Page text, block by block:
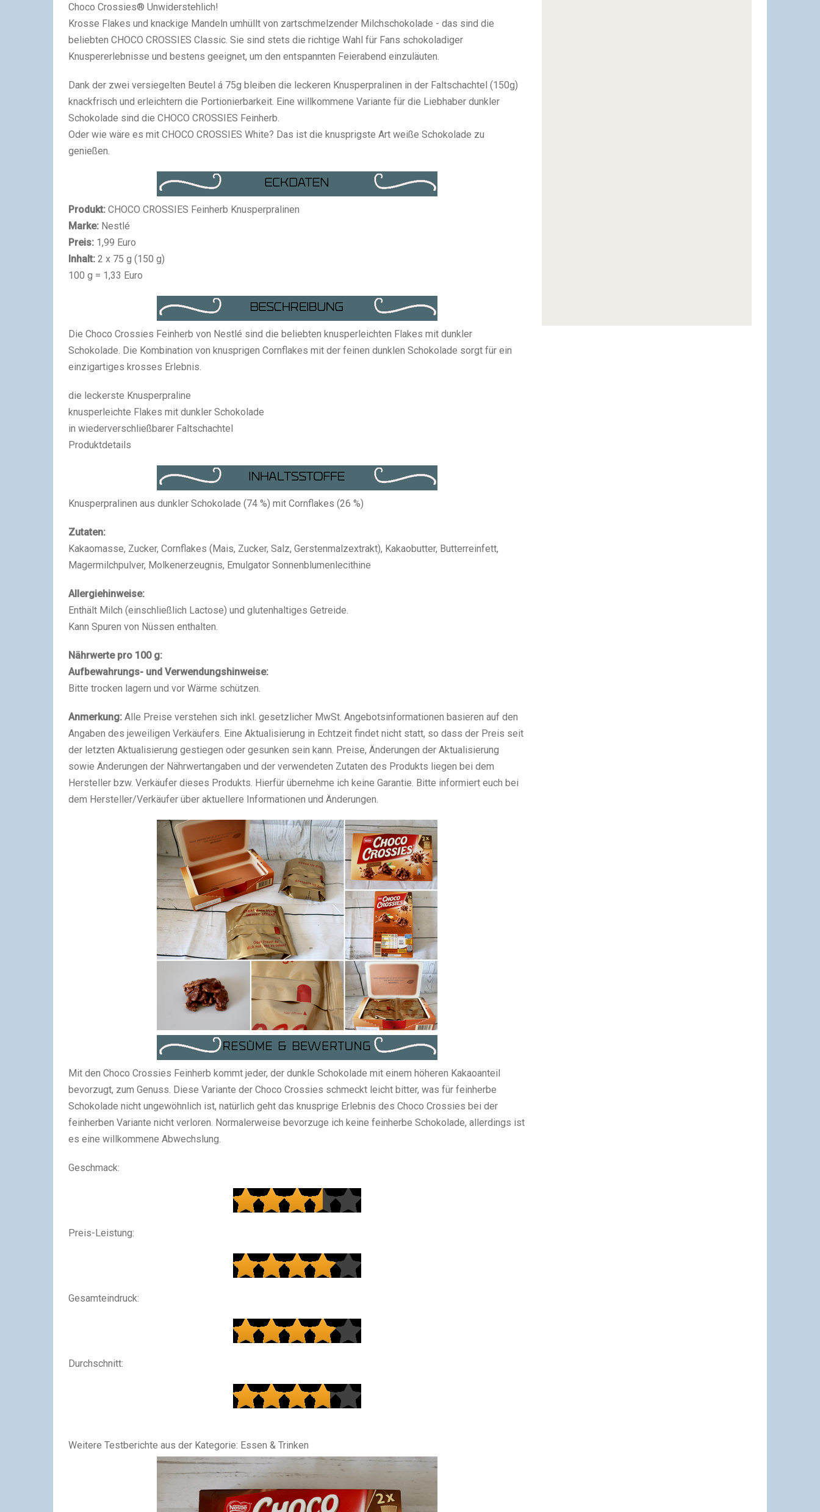
Choco Crossies® Unwiderstehlich!
Krosse Flakes und knackige Mandeln umhüllt von zartschmelzender Milchschokolade - das sind die
beliebten CHOCO CROSSIES Classic. Sie sind stets die richtige Wahl für Fans schokoladiger
Knuspererlebnisse und bestens geeignet, um den entspannten Feierabend einzuläuten.
Dank der zwei versiegelten Beutel á 75g bleiben die leckeren Knusperpralinen in der Faltschachtel (150g)
knackfrisch und erleichtern die Portionierbarkeit. Eine willkommene Variante für die Liebhaber dunkler
Schokolade sind die CHOCO CROSSIES Feinherb.
Oder wie wäre es mit CHOCO CROSSIES White? Das ist die knusprigste Art weiße Schokolade zu
genießen.
Produkt: CHOCO CROSSIES Feinherb Knusperpralinen
Marke: Nestlé
Preis: 1,99 Euro
Inhalt: 2 x 75 g (150 g)
100 g = 1,33 Euro
Die Choco Crossies Feinherb von Nestlé sind die beliebten knusperleichten Flakes mit dunkler
Schokolade. Die Kombination von knusprigen Cornflakes mit der feinen dunklen Schokolade sorgt für ein
einzigartiges krosses Erlebnis.
die leckerste Knusperpraline
knusperleichte Flakes mit dunkler Schokolade
in wiederverschließbarer Faltschachtel
Produktdetails
Knusperpralinen aus dunkler Schokolade (74 %) mit Cornflakes (26 %)
Zutaten:
Kakaomasse, Zucker, Cornflakes (Mais, Zucker, Salz, Gerstenmalzextrakt), Kakaobutter, Butterreinfett,
Magermilchpulver, Molkenerzeugnis, Emulgator Sonnenblumenlecithine
Allergiehinweise:
Enthält Milch (einschließlich Lactose) und glutenhaltiges Getreide.
Kann Spuren von Nüssen enthalten.
Nährwerte pro 100 g:
Aufbewahrungs- und Verwendungshinweise:
Bitte trocken lagern und vor Wärme schützen.
Anmerkung: Alle Preise verstehen sich inkl. gesetzlicher MwSt. Angebotsinformationen basieren auf den
Angaben des jeweiligen Verkäufers. Eine Aktualisierung in Echtzeit findet nicht statt, so dass der Preis seit
der letzten Aktualisierung gestiegen oder gesunken sein kann. Preise, Änderungen der Aktualisierung
sowie Änderungen der Nährwertangaben und der verwendeten Zutaten des Produkts liegen bei dem
Hersteller bzw. Verkäufer dieses Produkts. Hierfür übernehme ich keine Garantie. Bitte informiert euch bei
dem Hersteller/Verkäufer über aktuellere Informationen und Änderungen.
Mit den Choco Crossies Feinherb kommt jeder, der dunkle Schokolade mit einem höheren Kakaoanteil
bevorzugt, zum Genuss. Diese Variante der Choco Crossies schmeckt leicht bitter, was für feinherbe
Schokolade nicht ungewöhnlich ist, natürlich geht das knusprige Erlebnis des Choco Crossies bei der
feinherben Variante nicht verloren. Normalerweise bevorzuge ich keine feinherbe Schokolade, allerdings ist
es eine willkommene Abwechslung.
Geschmack:
Preis-Leistung:
Gesamteindruck:
Durchschnitt:
Weitere Testberichte aus der Kategorie: Essen & Trinken